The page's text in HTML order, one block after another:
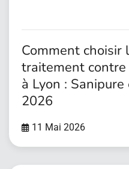
Comment choisir
traitement
à Lyon :
2026
11 Mai 2026